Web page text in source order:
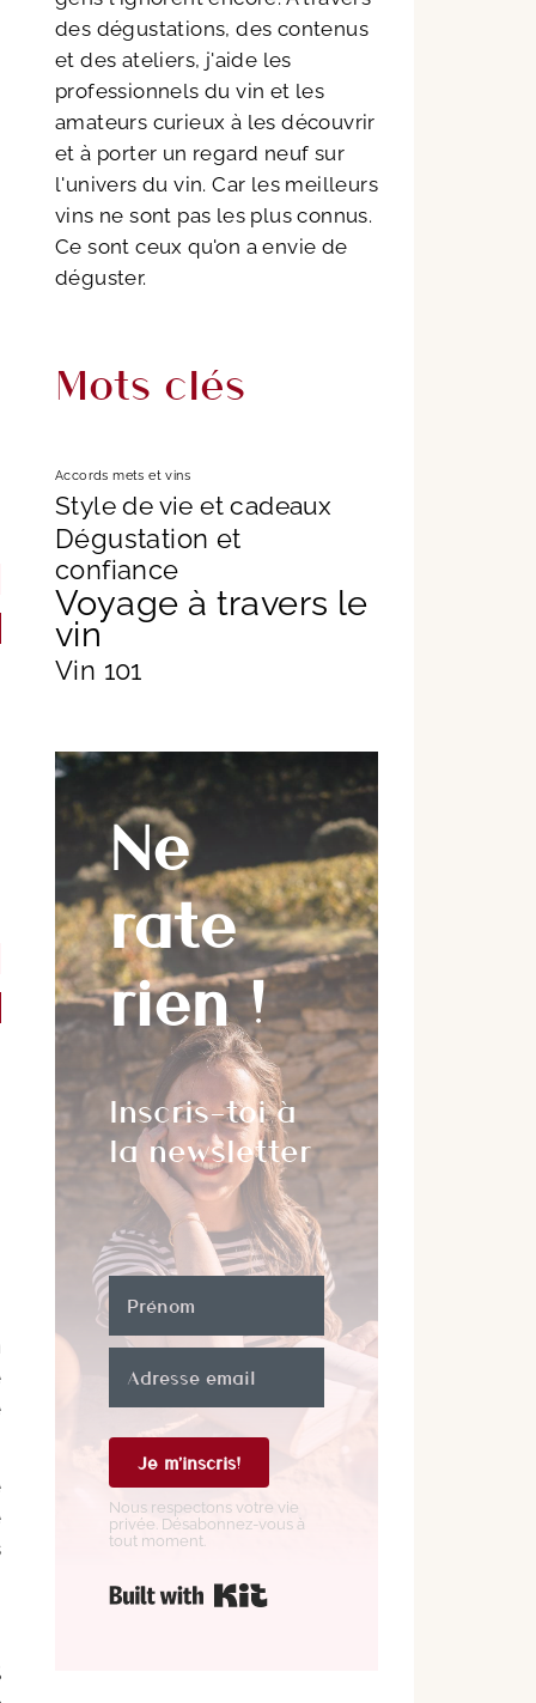
des dégustations, des contenus
et des ateliers, j'aide les
professionnels du vin et les
amateurs curieux à les découvrir
et à porter un regard neuf sur
l'univers du vin. Car les meilleurs
vins ne sont pas les plus connus.
Ce sont ceux qu'on a envie de
déguster.
Mots clés
Accords mets et vins
Style de vie et cadeaux
Dégustation et
confiance
Voyage à travers le
vin
Vin 101
Ne
rate
rien !
Inscris-toi à
la newsletter
Je m'inscris!
Nous respectons votre vie
privée. Désabonnez-vous à
tout moment.